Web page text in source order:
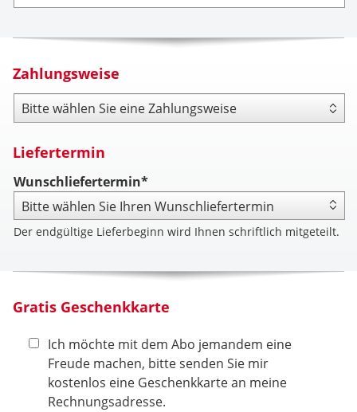
Zahlungsweise
Zahlungsweise
Liefertermin
Wunschliefertermin*
Der endgültige Lieferbeginn wird Ihnen schriftlich mitgeteilt.
Gratis Geschenkkarte
Ich möchte mit dem Abo jemandem eine
Freude machen, bitte senden Sie mir
kostenlos eine Geschenkkarte an meine
Rechnungsadresse.